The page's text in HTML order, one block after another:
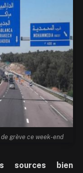
grève ce week-end
sources bien